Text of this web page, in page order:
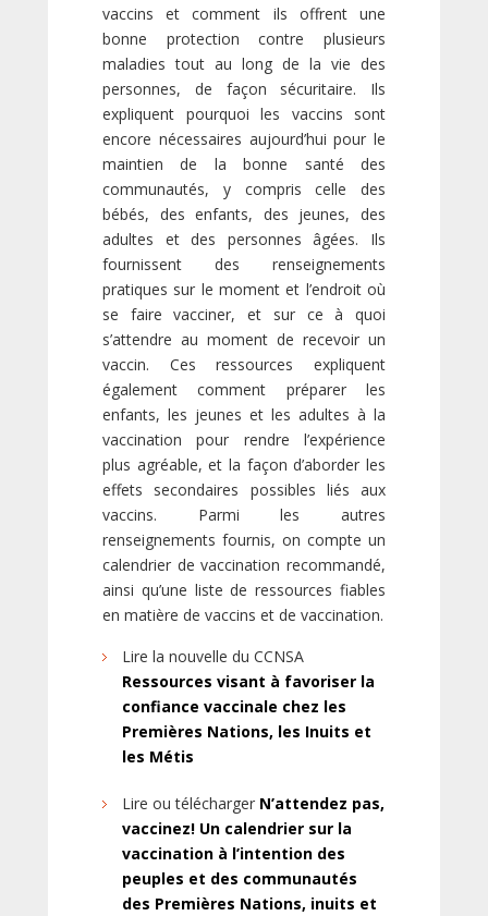
vaccins et comment ils offrent une
bonne protection contre plusieurs
maladies tout au long de la vie des
personnes, de façon sécuritaire. Ils
expliquent pourquoi les vaccins sont
encore nécessaires aujourd’hui pour le
maintien de la bonne santé des
communautés, y compris celle des
bébés, des enfants, des jeunes, des
adultes et des personnes âgées. Ils
fournissent des renseignements
pratiques sur le moment et l’endroit où
se faire vacciner, et sur ce à quoi
s’attendre au moment de recevoir un
vaccin. Ces ressources expliquent
également comment préparer les
enfants, les jeunes et les adultes à la
vaccination pour rendre l’expérience
plus agréable, et la façon d’aborder les
effets secondaires possibles liés aux
vaccins. Parmi les autres
renseignements fournis, on compte un
calendrier de vaccination recommandé,
ainsi qu’une liste de ressources fiables
en matière de vaccins et de vaccination.
Lire la nouvelle du CCNSA
Ressources visant à favoriser la
confiance vaccinale chez les
Premières Nations, les Inuits et
les Métis
Lire ou télécharger N’attendez pas,
vaccinez! Un calendrier sur la
vaccination à l’intention des
peuples et des communautés
des Premières Nations, inuits et